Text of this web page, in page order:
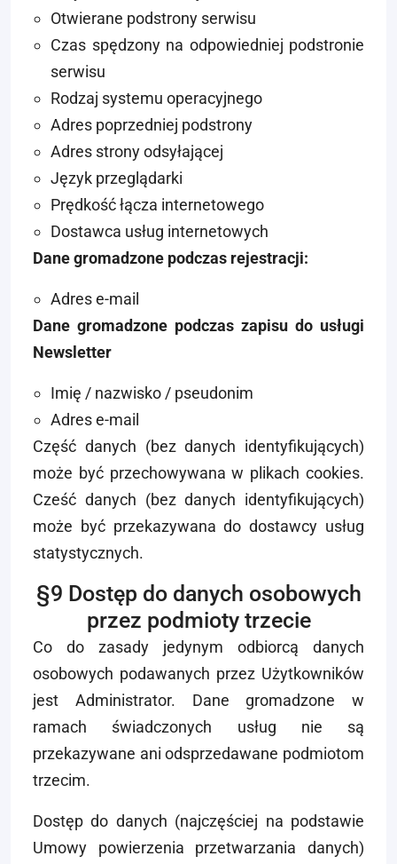
Otwierane podstrony serwisu
Czas spędzony na odpowiedniej podstronie
serwisu
Rodzaj systemu operacyjnego
Adres poprzedniej podstrony
Adres strony odsyłającej
Język przeglądarki
Prędkość łącza internetowego
Dostawca usług internetowych
Dane gromadzone podczas rejestracji:
Adres e-mail
Dane gromadzone podczas zapisu do usługi
Newsletter
Imię / nazwisko / pseudonim
Adres e-mail
Część danych (bez danych identyfikujących)
może być przechowywana w plikach cookies.
Cześć danych (bez danych identyfikujących)
może być przekazywana do dostawcy usług
statystycznych.
§9 Dostęp do danych osobowych
przez podmioty trzecie
Co do zasady jedynym odbiorcą danych
osobowych podawanych przez Użytkowników
jest Administrator. Dane gromadzone w
ramach świadczonych usług nie są
przekazywane ani odsprzedawane podmiotom
trzecim.
Dostęp do danych (najczęściej na podstawie
Umowy powierzenia przetwarzania danych)